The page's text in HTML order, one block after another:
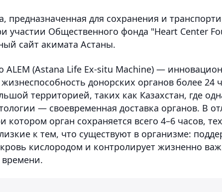
предназначенная для сохранения и
участии Общественного фонда "Heart Center
сайт акимата Астаны.
ALEM (Astana Life Ex-situ Machine) —
донорских органов более 24
территорией, таких как Казахстан, где
— своевременная доставка органов. В
котором орган сохраняется всего 4–6 часов,
к тем, что существуют в организме:
кислородом и контролирует жизненно
времени.